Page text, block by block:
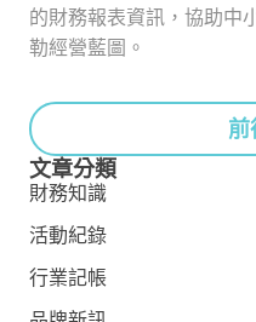
的財務報表資訊，協助中
勒經營藍圖。
前
文章分類
財務知識
活動紀錄
行業記帳